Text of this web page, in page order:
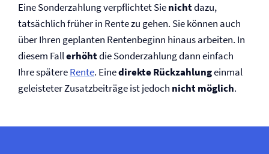
Eine Sonderzahlung verpflichtet Sienichtdazu,
tatsächlich früher in Rente zu gehen. Sie können auch
über Ihren geplanten Rentenbeginn hinaus arbeiten. In
diesem Fallerhöhtdie Sonderzahlung dann einfach
Ihre spätereRente. Einedirekte Rückzahlungeinmal
geleisteter Zusatzbeiträge ist jedoch nicht möglich.